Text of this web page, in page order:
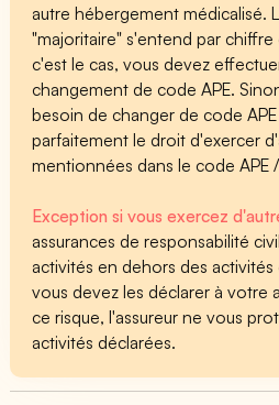
autre hébergement médicalisé.
"majoritaire" s'entend par chiffre
c'est le cas, vous devez
changement de code APE.
besoin de changer de code
parfaitement le droit d'exercer
mentionnées dans le code APE
Exception si vous exercez
assurances de responsabilité
activités en dehors des activités
vous devez les déclarer à votre
ce risque, l'assureur ne vous
activités déclarées.